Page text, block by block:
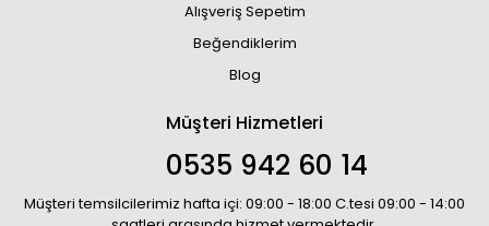
Alışveriş Sepetim
Beğendiklerim
Blog
Müşteri Hizmetleri
0535 942 60 14
Müşteri temsilcilerimiz hafta içi: 09:00 - 18:00 C.tesi 09:00 - 14:00